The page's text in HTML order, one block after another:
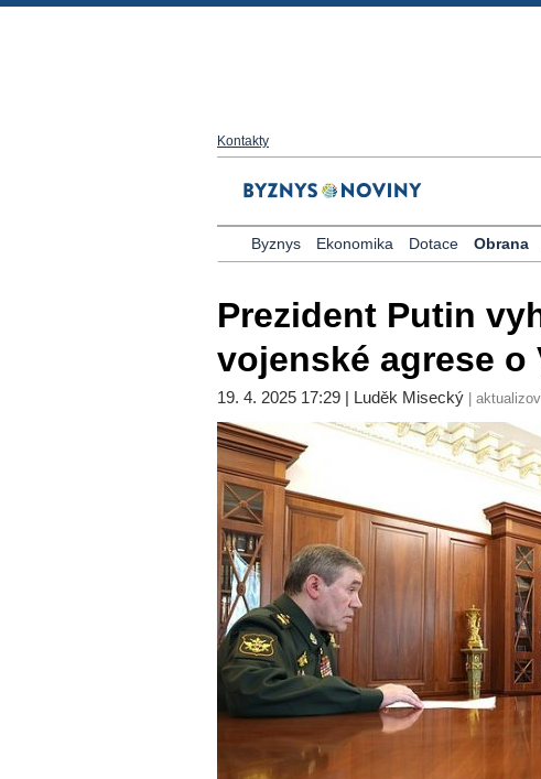
Kontakty
Byznys Ekonomika Dotace Obrana
Prezident Putin
vojenské agrese o
19. 4. 2025 17:29 | Luděk Misecký |